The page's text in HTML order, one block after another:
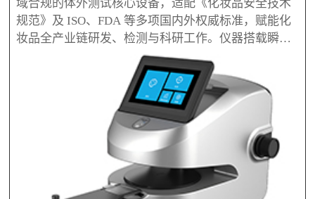
域合规的体外测试核心设备，适配《化妆品安全技术
规范》及 ISO、FDA 等多项国内外权威标准，赋能化
妆品全产业链研发、检测与科研工作。仪器搭载瞬态
全波段捕获技术，1 秒即可完成检测，信噪比高，可
对乳液、膏霜、粉末等各类防晒产品及原料开展 SPF/
UVAPF 快速分析、配方验证与批次稳定性监测。设备
波长可覆盖280-500nm，SPF 测定范围最高达 1-200
0，还可检测高能可见光等多维度指标，能在人体测试
前完成数据摸底，帮助企业降本提效，